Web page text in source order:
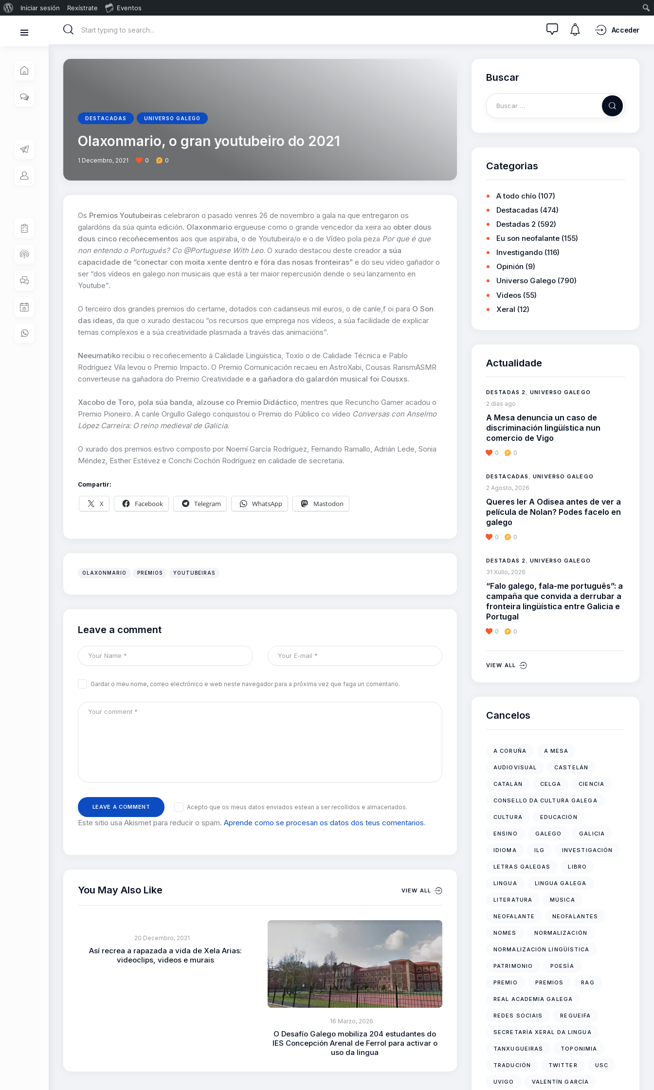
Iniciar sesión Rexístrate Eventos
Acceder
DESTACADAS UNIVERSO GALEGO
Olaxonmario, o gran youtubeiro do 2021
1 Decembro, 2021 0 0
Os Premios Youtubeiras celebraron o pasado venres 26 de novembro a gala na que entregaron os
galardóns da súa quinta edición. Olaxonmario ergueuse como o grande vencedor da xeira ao obter dous
dous cinco recoñecementos aos que aspiraba, o de Youtubeira/o e o de Vídeo pola peza Por que é que
non entendo o Portugués? Co @Portuguese With Leo. O xurado destacou deste creador a súa
capacidade de “conectar con moita xente dentro e fóra das nosas fronteiras” e do seu vídeo gañador o
ser “dos vídeos en galego non musicais que está a ter maior repercusión dende o seu lanzamento en
Youtube”.
O terceiro dos grandes premios do certame, dotados con cadanseus mil euros, o de canle,f oi para O Son
das ideas, da que o xurado destacou “os recursos que emprega nos vídeos, a súa facilidade de explicar
temas complexos e a súa creatividade plasmada a través das animacións”.
Neeumatiko recibiu o recoñecemento á Calidade Lingüística, Toxío o de Calidade Técnica e Pablo
Rodríguez Vila levou o Premio Impacto. O Premio Comunicación recaeu en AstroXabi, Cousas RarismASMR
converteuse na gañadora do Premio Creatividade e a gañadora do galardón musical foi Cousxs.
Xacobo de Toro, pola súa banda, alzouse co Premio Didáctico, mentres que Recuncho Gamer acadou o
Premio Pioneiro. A canle Orgullo Galego conquistou o Premio do Público co vídeo Conversas con Anselmo
López Carreira: O reino medieval de Galicia.
O xurado dos premios estivo composto por Noemí García Rodríguez, Fernando Ramallo, Adrián Lede, Sonia
Méndez, Esther Estévez e Conchi Cochón Rodríguez en calidade de secretaria.
Compartir:
X Facebook Telegram WhatsApp Mastodon
OLAXONMARIO PREMIOS YOUTUBEIRAS
Leave a comment
Gardar o meu nome, correo electrónico e web neste navegador para a próxima vez que faga un comentario.
Acepto que os meus datos enviados estean a ser recollidos e almacenados.
Este sitio usa Akismet para reducir o spam. Aprende como se procesan os datos dos teus comentarios.
You May Also Like VIEW ALL
20 Decembro, 2021
Así recrea a rapazada a vida de Xela Arias:
videoclips, videos e murais
16 Marzo, 2026
O Desafío Galego mobiliza 204 estudantes do
IES Concepción Arenal de Ferrol para activar o
uso da lingua
Buscar
Categorias
A todo chío (107)
Destacadas (474)
Destadas 2 (592)
Eu son neofalante (155)
Investigando (116)
Opinión (9)
Universo Galego (790)
Videos (55)
Xeral (12)
Actualidade
DESTADAS 2 ,UNIVERSO GALEGO
2 días ago
A Mesa denuncia un caso de
discriminación lingüística nun
comercio de Vigo
0 0
DESTACADAS ,UNIVERSO GALEGO
2 Agosto, 2026
Queres ler A Odisea antes de ver a
película de Nolan? Podes facelo en
galego
0 0
DESTADAS 2 ,UNIVERSO GALEGO
31 Xullo, 2026
“Falo galego, fala-me português”: a
campaña que convida a derrubar a
fronteira lingüística entre Galicia e
Portugal
0 0
VIEW ALL
Cancelos
A CORUÑA A MESA
AUDIOVISUAL CASTELÁN
CATALÁN CELGA CIENCIA
CONSELLO DA CULTURA GALEGA
CULTURA EDUCACIÓN
ENSINO GALEGO GALICIA
IDIOMA ILG INVESTIGACIÓN
LETRAS GALEGAS LIBRO
LINGUA LINGUA GALEGA
LITERATURA MÚSICA
NEOFALANTE NEOFALANTES
NOMES NORMALIZACIÓN
NORMALIZACIÓN LINGÜÍSTICA
PATRIMONIO POESÍA
PREMIO PREMIOS RAG
REAL ACADEMIA GALEGA
REDES SOCIAIS REGUEIFA
SECRETARÍA XERAL DA LINGUA
TANXUGUEIRAS TOPONIMIA
TRADUCIÓN TWITTER USC
UVIGO VALENTÍN GARCÍA